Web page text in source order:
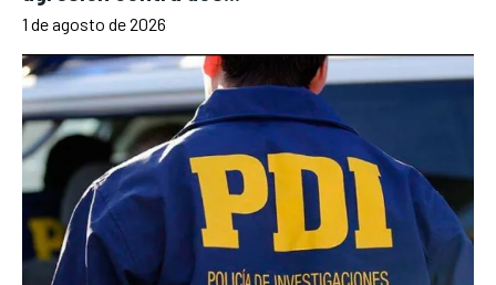
1 de agosto de 2026